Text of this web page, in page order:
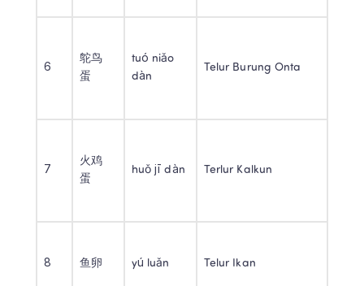
6
鸵鸟
蛋
tuó niǎo
dàn
Telur Burung Onta
7
火鸡
蛋
huǒ jī dàn Terlur Kalkun
8 鱼卵 yú luǎn Telur Ikan